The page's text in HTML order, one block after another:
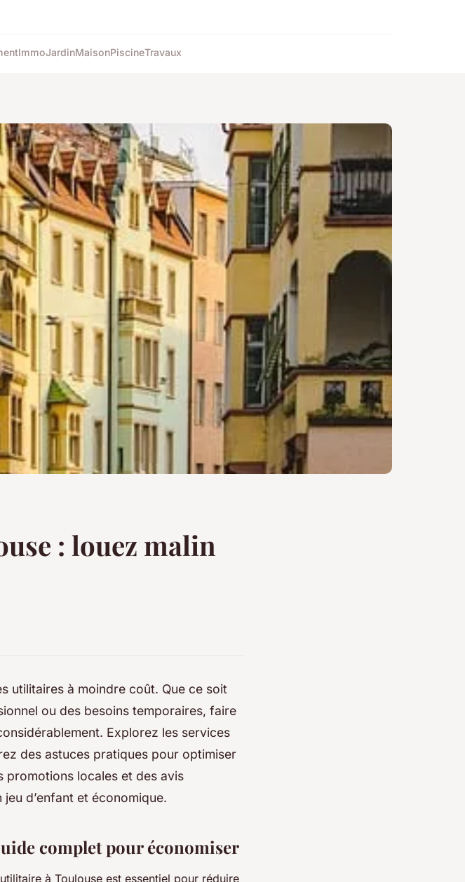
ImmoJardinMaisonPiscineTravaux
: louez malin
utilitaires à moindre coût. Que ce soit
ou des besoins temporaires, faire
Explorez les services
des astuces pratiques pour optimiser
locales et des avis
d’enfant et économique.
complet pour économiser
à Toulouse est essentiel pour réduire